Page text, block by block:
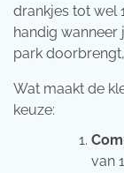
drankjes tot wel
handig wanneer
park
Wat maakt de
keuze:
van